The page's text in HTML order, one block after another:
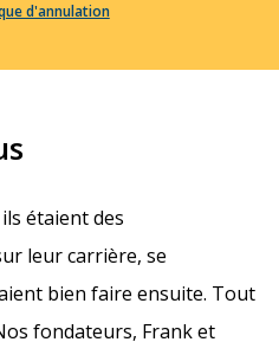
d'annulation
étaient des
leur carrière, se
bien faire ensuite. Tout
fondateurs, Frank et